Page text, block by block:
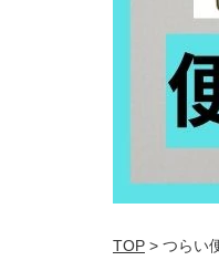
TOP > つらい